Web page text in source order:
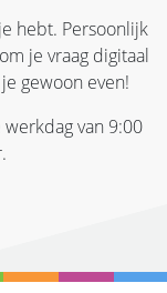
hebt. Persoonlijk
je vraag digitaal
gewoon even!
van 9:00